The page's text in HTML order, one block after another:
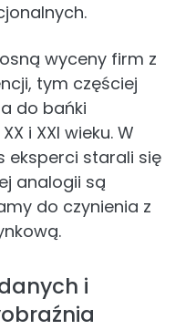
wyceny firm z
tym częściej
do bańki
i XXI wieku. W
eksperci starali się
analogii są
do czynienia z
i